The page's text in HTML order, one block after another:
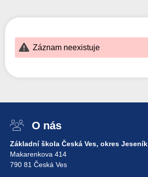
Záznam neexistuje
O nás
Základní škola Česká Ves, okres Jeseník
Makarenkova 414
790 81 Česká Ves